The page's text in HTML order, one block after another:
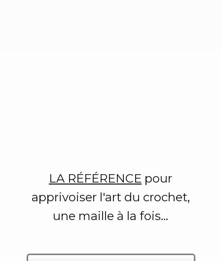
LA RÉFÉRENCE pour
apprivoiser l'art du crochet,
une maille à la fois...